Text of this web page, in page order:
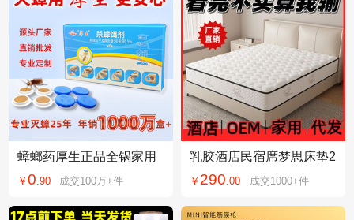
袜子男士纯棉
蟑螂药厚生正品全锅家用
药一件代发批发
￥ 0.90 成交100万+件
乳胶酒店民宿席梦思床垫2
宿舍床垫佛山工厂
￥ 290.00 成交1000+件